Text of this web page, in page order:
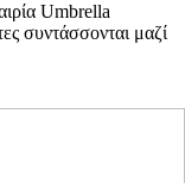
Umbrella
συντάσσονται μαζί